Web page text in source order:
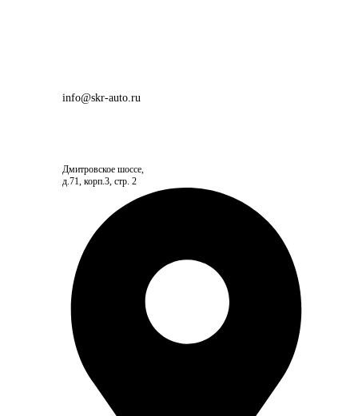
info@skr-auto.ru
Дмитровское шоссе,
д.71, корп.3, стр. 2